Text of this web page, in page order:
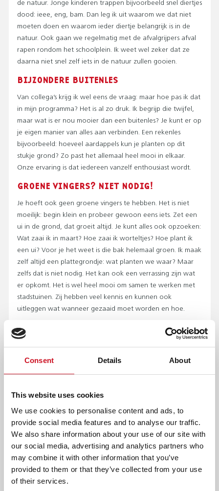
Consent Details About
This website uses cookies
We use cookies to personalise content and ads, to
provide social media features and to analyse our traffic.
We also share information about your use of our site with
our social media, advertising and analytics partners who
may combine it with other information that you’ve
provided to them or that they’ve collected from your use
of their services.
de natuur. Jonge kinderen trappen bijvoorbeeld snel diertjes
dood: ieee, eng, bam. Dan leg ik uit waarom we dat niet
moeten doen en waarom ieder diertje belangrijk is in de
natuur. Ook gaan we regelmatig met de afvalgrijpers afval
rapen rondom het schoolplein. Ik weet wel zeker dat ze
daarna niet snel zelf iets in de natuur zullen gooien.
BIJZONDERE BUITENLES
Van collega’s krijg ik wel eens de vraag: maar hoe pas ik dat
in mijn programma? Het is al zo druk. Ik begrijp die twijfel,
maar wat is er nou mooier dan een buitenles? Je kunt er op
je eigen manier van alles aan verbinden. Een rekenles
bijvoorbeeld: hoeveel aardappels kun je planten op dit
stukje grond? Zo past het allemaal heel mooi in elkaar.
Onze ervaring is dat iedereen vanzelf enthousiast wordt.
GROENE VINGERS? NIET NODIG!
Je hoeft ook geen groene vingers te hebben. Het is niet
moeilijk: begin klein en probeer gewoon eens iets. Zet een
ui in de grond, dat groeit altijd. Je kunt alles ook opzoeken:
Wat zaai ik in maart? Hoe zaai ik worteltjes? Hoe plant ik
een ui? Voor je het weet is die bak helemaal groen. Ik maak
zelf altijd een plattegrondje: wat planten we waar? Maar
zelfs dat is niet nodig. Het kan ook een verrassing zijn wat
er opkomt. Het is wel heel mooi om samen te werken met
stadstuinen. Zij hebben veel kennis en kunnen ook
uitleggen wat wanneer gezaaid moet worden en hoe.
GROEN, GROENER, GROENST
het schoolplein. Daar kan het afval uit de tuin op. Ook
ideeën en willen een nóg groener plein.”
6 TUINTIPS VAN CONCIËRGE BERT KOLHEK
Begin gewoon (klein)!
Via ‘Gezonde school’ kun je niet alleen fruit, maar ook
zaadjes krijgen!
Laat eens een bak doorschieten. Gewoon niet oogsten,
maar wachten. Dan komen de gekste en mooiste dingen
tevoorschijn.